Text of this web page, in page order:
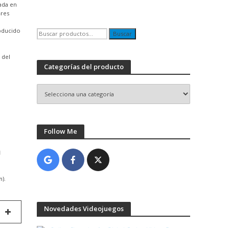
en
del
Buscar
por:
Buscar
Categorías del producto
Follow Me
Novedades Videojuegos